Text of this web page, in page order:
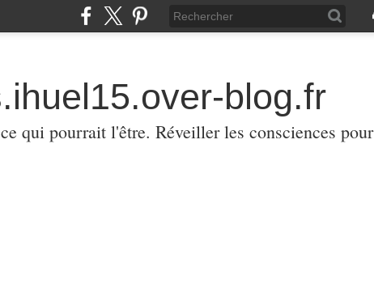
blog.fr
qui pourrait l'être. Réveiller les consciences pour